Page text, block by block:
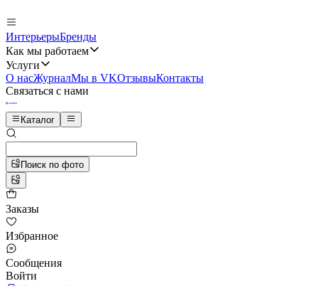
ИнтерьерыБренды
Как мы работаем
Услуги
О насЖурналМы в VKОтзывыКонтакты
Связаться с нами
Каталог
Поиск по фото
Заказы
Избранное
Сообщения
Войти